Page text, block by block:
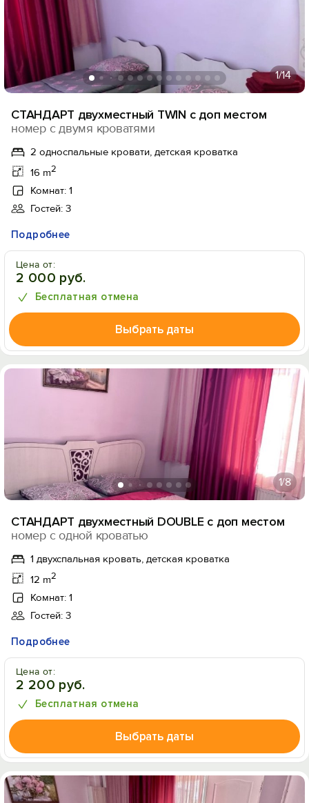
1/14
СТАНДАРТ двухместный TWIN с доп местом
номер с двумя кроватями
2 односпальные кровати, детская кроватка
16 m2
Комнат: 1
Гостей: 3
Подробнее
Цена от:
2 000 руб.
Бесплатная отмена
Выбрать даты
1/8
СТАНДАРТ двухместный DOUBLE с доп местом
номер с одной кроватью
1 двухспальная кровать, детская кроватка
12 m2
Комнат: 1
Гостей: 3
Подробнее
Цена от:
2 200 руб.
Бесплатная отмена
Выбрать даты